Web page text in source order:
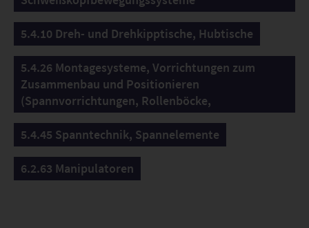
5.4.10 Dreh- und Drehkipptische, Hubtische
5.4.26 Montagesysteme, Vorrichtungen zum
Zusammenbau und Positionieren
(Spannvorrichtungen, Rollenböcke,
5.4.45 Spanntechnik, Spannelemente
6.2.63 Manipulatoren